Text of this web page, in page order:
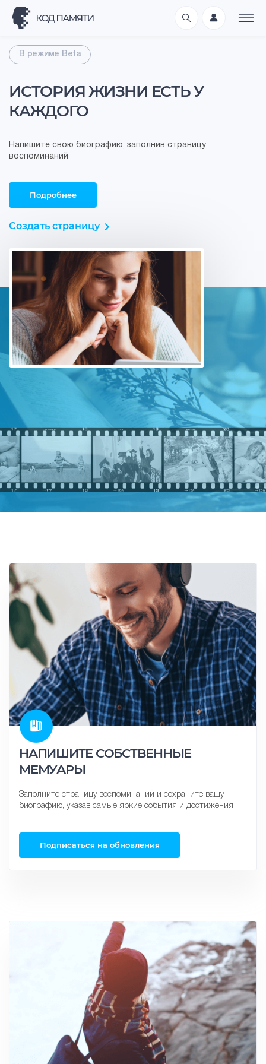
В режиме Beta
ИСТОРИЯ ЖИЗНИ ЕСТЬ У
КАЖДОГО
Напишите свою биографию, заполнив страницу
воспоминаний
Подробнее
Создать страницу
НАПИШИТЕ СОБСТВЕННЫЕ
МЕМУАРЫ
Заполните страницу воспоминаний и сохраните вашу
биографию, указав самые яркие события и достижения
Подписаться на обновления